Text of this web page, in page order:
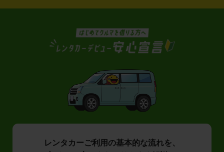
レンタカーご利用の基本的な流れを、